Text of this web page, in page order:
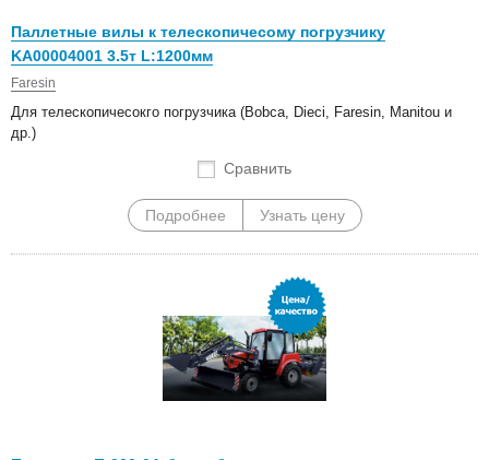
Паллетные вилы к телескопичесому погрузчику
KA00004001 3.5т L:1200мм
Faresin
Для телескопичесокго погрузчика (Bobca, Dieci, Faresin, Manitou и
др.)
Сравнить
Подробнее Узнать цену